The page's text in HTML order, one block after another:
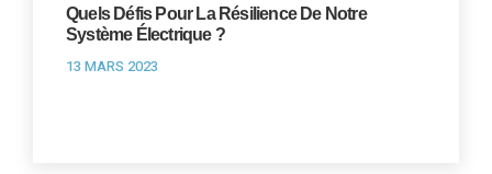
Quels Défis Pour La Résilience De Notre
Système Électrique ?
13 MARS 2023